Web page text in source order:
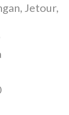
Jetour,